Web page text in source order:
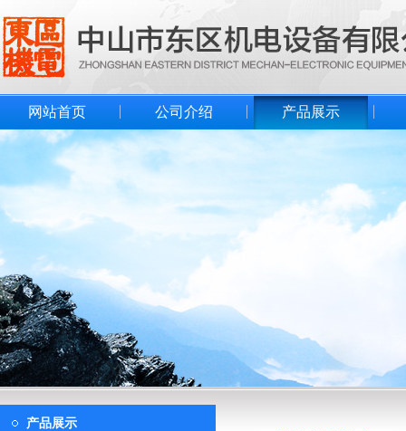
网站首页 公司介绍 产品展示
产品展示